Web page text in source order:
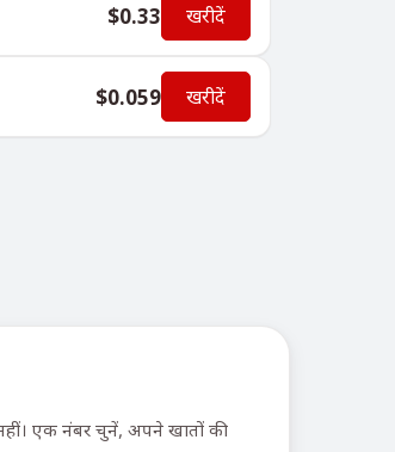
$0.33 खरीदें
$0.059 खरीदें
एक नंबर चुनें, अपने खातों की